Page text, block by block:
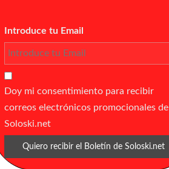
Introduce tu Email
Doy mi consentimiento para recibir
correos electrónicos promocionales de
Soloski.net